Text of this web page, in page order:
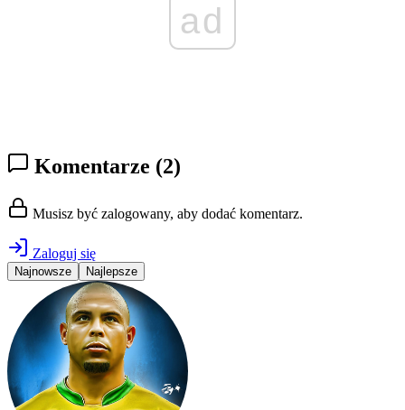
ad
Komentarze (2)
Musisz być zalogowany, aby dodać komentarz.
Zaloguj się
Najnowsze Najlepsze